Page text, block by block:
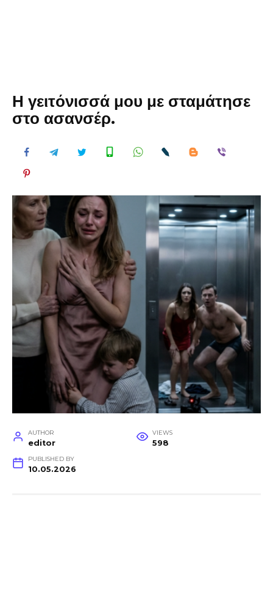
Η γειτόνισσά μου με σταμάτησε
στο ασανσέρ.
AUTHOR
editor
VIEWS
598
PUBLISHED BY
10.05.2026